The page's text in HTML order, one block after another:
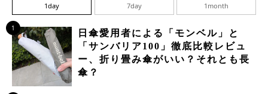
1day 7day 1month
1
日傘愛用者による「モンベル」と
「サンバリア100」徹底比較レビュ
ー、折り畳み傘がいい？それとも長
傘？